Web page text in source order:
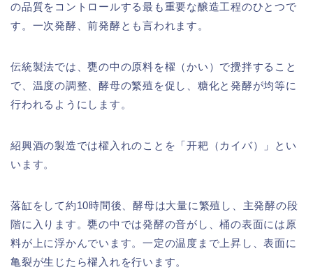
の品質をコントロールする最も重要な醸造工程のひとつで
す。一次発酵、前発酵とも言われます。
伝統製法では、甕の中の原料を櫂（かい）で攪拌すること
で、温度の調整、酵母の繁殖を促し、糖化と発酵が均等に
行われるようにします。
紹興酒の製造では櫂入れのことを「开耙（カイバ）」とい
います。
落缸をして約10時間後、酵母は大量に繁殖し、主発酵の段
階に入ります。甕の中では発酵の音がし、桶の表面には原
料が上に浮かんでいます。一定の温度まで上昇し、表面に
亀裂が生じたら櫂入れを行います。